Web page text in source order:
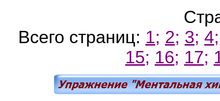
Всего страниц: 1; 2; 3; 4;
15; 16; 17;